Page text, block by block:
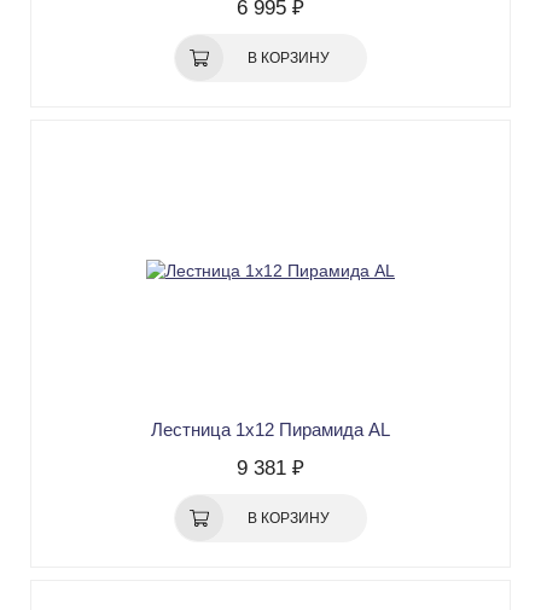
6 995 ₽
В КОРЗИНУ
Лестница 1х12 Пирамида AL
9 381 ₽
В КОРЗИНУ